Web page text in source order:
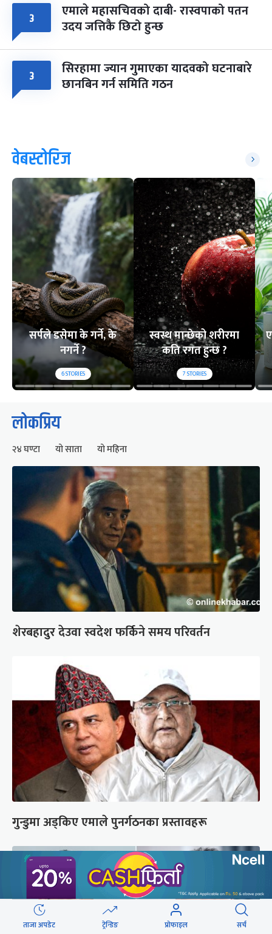
३ एमाले महासचिवको दाबी- रास्वपाको पतन
उदय जत्तिकै छिटो हुन्छ
३ सिरहामा ज्यान गुमाएका यादवको घटनाबारे
छानबिन गर्न समिति गठन
वेबस्टोरिज
सर्पले डसेमा के गर्ने, के
नगर्ने ?
6STORIES
स्वस्थ मान्छेको शरीरमा
कति रगत हुन्छ ?
7STORIES
लोकप्रिय
२४ घण्टा यो साता यो महिना
शेरबहादुर देउवा स्वदेश फर्किने समय परिवर्तन
गुन्डुमा अड्किए एमाले पुनर्गठनका प्रस्तावहरू
ताजा अपडेट ट्रेन्डिङ प्रोफाइल सर्च